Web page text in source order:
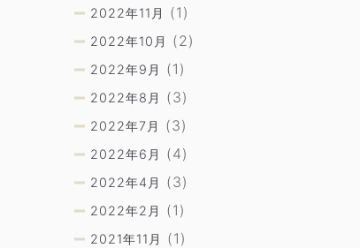
2022年11月 (1)
2022年10月 (2)
2022年9月 (1)
2022年8月 (3)
2022年7月 (3)
2022年6月 (4)
2022年4月 (3)
2022年2月 (1)
2021年11月 (1)